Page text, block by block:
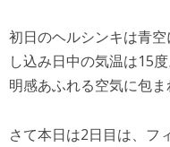
初日のヘルシンキは青
し込み日中の気温は15
明感あふれる空気に包ま
さて本日は2日目は、フ